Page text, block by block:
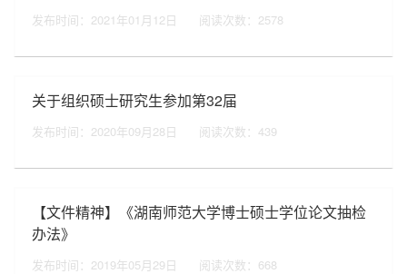
发布时间：2021年01月12日 阅读次数： 2578
关于组织硕士研究生参加第32届
发布时间：2020年09月28日 阅读次数： 439
【文件精神】《湖南师范大学博士硕士学位论文抽检
办法》
发布时间：2019年05月29日 阅读次数： 668